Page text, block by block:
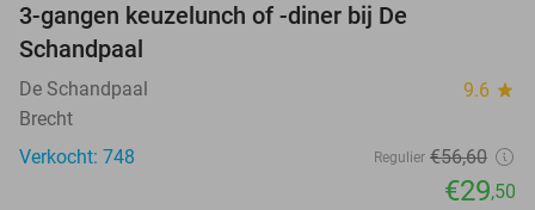
3-gangen keuzelunch of -diner bij De
Schandpaal
De Schandpaal 9.6 star
Brecht
Verkocht: 748
Regulier €56,60
€29,50